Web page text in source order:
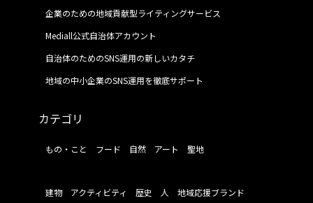
企業のための地域貢献型ライティングサービス
Mediall公式自治体アカウント
自治体のためのSNS運用の新しいカタチ
地域の中小企業のSNS運用を徹底サポート
カテゴリ
もの・こと フード 自然 アート 聖地
建物 アクティビティ 歴史 人 地域応援ブランド